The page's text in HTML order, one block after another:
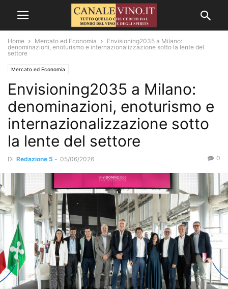
Home Mercato ed Economia
Envisioning2035 a Milano:
denominazioni, enoturismo e internazionalizzazione sotto la lente del
settore
Mercato ed Economia
Envisioning2035 a Milano:
denominazioni, enoturismo e
internazionalizzazione sotto
la lente del settore
Di Redazione 5 - 05/06/2026 0